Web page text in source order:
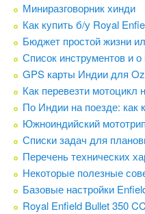
Миниразговорник хинди
Как купить б/у Royal
Бюджет простой жизни
Список инструментов и
GPS карты Индии для
Как перевезти мотоцикл
По Индии на поезде: как
Южноиндийский
Списки задач для
Перечень технических
Некоторые полезные
Базовые настройки
Royal Enfield Bullet 350